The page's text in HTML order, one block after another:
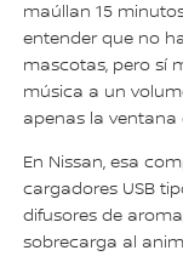
maúllan 15
entender que no
mascotas, pero sí
música a un
apenas la ventana
En Nissan, esa
cargadores USB
difusores de
sobrecarga al